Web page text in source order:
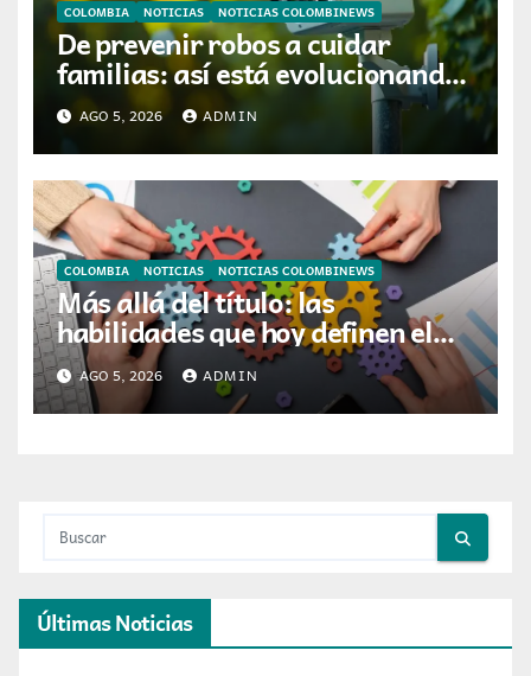
COLOMBIA NOTICIAS NOTICIAS COLOMBINEWS
De prevenir robos a cuidar
familias: así está evolucionando
la videovigilancia en los hogares
colombianos
AGO 5, 2026 ADMIN
COLOMBIA NOTICIAS NOTICIAS COLOMBINEWS
Más allá del título: las
habilidades que hoy definen el
éxito profesional en Colombia
AGO 5, 2026 ADMIN
Últimas Noticias